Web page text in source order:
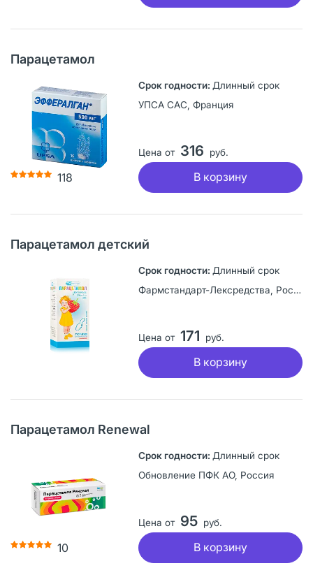
Парацетамол
118
Длинный срок
УПСА САС, Франция
Цена от 316 руб.
В корзину
Парацетамол детский
Длинный срок
Фармстандарт-Лексредства, Россия
Цена от 171 руб.
В корзину
Парацетамол Renewal
10
Длинный срок
Обновление ПФК АО, Россия
Цена от 95 руб.
В корзину